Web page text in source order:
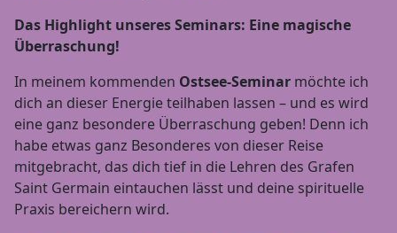
Das Highlight unseres Seminars: Eine magische
Überraschung!
In meinem kommenden Ostsee-Seminar möchte ich
dich an dieser Energie teilhaben lassen – und es wird
eine ganz besondere Überraschung geben! Denn ich
habe etwas ganz Besonderes von dieser Reise
mitgebracht, das dich tief in die Lehren des Grafen
Saint Germain eintauchen lässt und deine spirituelle
Praxis bereichern wird.